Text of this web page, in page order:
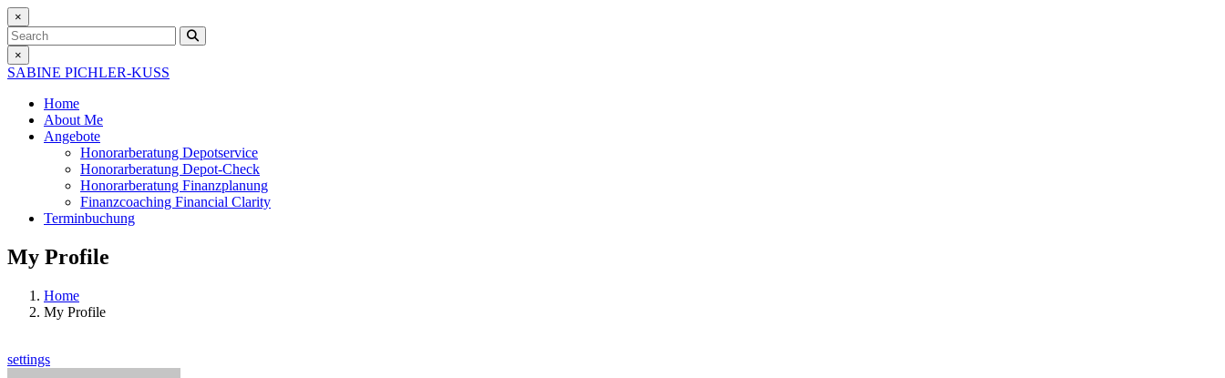
×
Search
×
SABINE PICHLER-KUSS
Home
About Me
Angebote
Honorarberatung Depotservice
Honorarberatung Depot-Check
Honorarberatung Finanzplanung
Finanzcoaching Financial Clarity
Terminbuchung
My Profile
Home
My Profile
settings